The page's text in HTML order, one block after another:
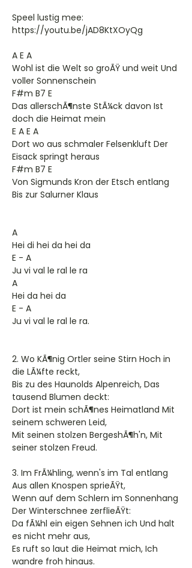
Speel lustig mee:
https://youtu.be/jAD8KtXOyQg
A E A
Wohl ist die Welt so groÃŸ und weit Und
voller Sonnenschein
F#m B7 E
Das allerschÃ¶nste StÃ¼ck davon Ist
doch die Heimat mein
E A E A
Dort wo aus schmaler Felsenkluft Der
Eisack springt heraus
F#m B7 E
Von Sigmunds Kron der Etsch entlang
Bis zur Salurner Klaus
A
Hei di hei da hei da
E - A
Ju vi val le ral le ra
A
Hei da hei da
E - A
Ju vi val le ral le ra.
2. Wo KÃ¶nig Ortler seine Stirn Hoch in
die LÃ¼fte reckt,
Bis zu des Haunolds Alpenreich, Das
tausend Blumen deckt:
Dort ist mein schÃ¶nes Heimatland Mit
seinem schweren Leid,
Mit seinen stolzen BergeshÃ¶h'n, Mit
seiner stolzen Freud.
3. Im FrÃ¼hling, wenn's im Tal entlang
Aus allen Knospen sprieÃŸt,
Wenn auf dem Schlern im Sonnenhang
Der Winterschnee zerflieÃŸt:
Da fÃ¼hl ein eigen Sehnen ich Und halt
es nicht mehr aus,
Es ruft so laut die Heimat mich, Ich
wandre froh hinaus.